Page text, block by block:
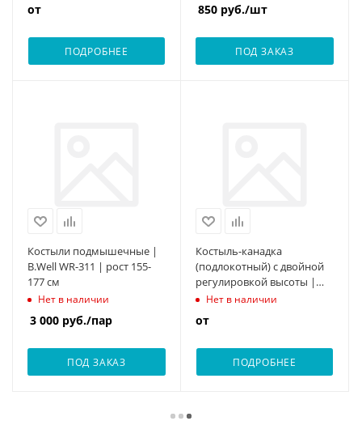
от
ПОДРОБНЕЕ
850 руб./шт
ПОД ЗАКАЗ
Костыли подмышечные |
B.Well WR-311 | рост 155-
177 см
Нет в наличии
3 000 руб./пар
ПОД ЗАКАЗ
Костыль-канадка
(подлокотный) с двойной
регулировкой высоты |
B.Well WR-321 (черный)
Нет в наличии
от
ПОДРОБНЕЕ